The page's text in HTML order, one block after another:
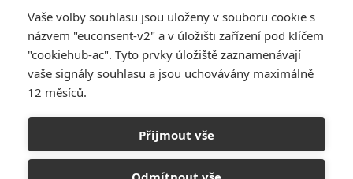
PŘIDAT NOVÝ KOMENTÁŘ
Pro psaní komentářů, se přihlašte.
RECENZE FILMŮ
10
Recenze: Zcela výjimečná Gerta
Schnirch nebarví hnus českých dějin
narůžovo
Vaše volby souhlasu jsou uloženy v souboru cookie s
názvem "euconsent-v2" a v úložišti zařízení pod klíčem
"cookiehub-ac". Tyto prvky úložiště zaznamenávají
vaše signály souhlasu a jsou uchovávány maximálně
12 měsíců.
Přijmout vše